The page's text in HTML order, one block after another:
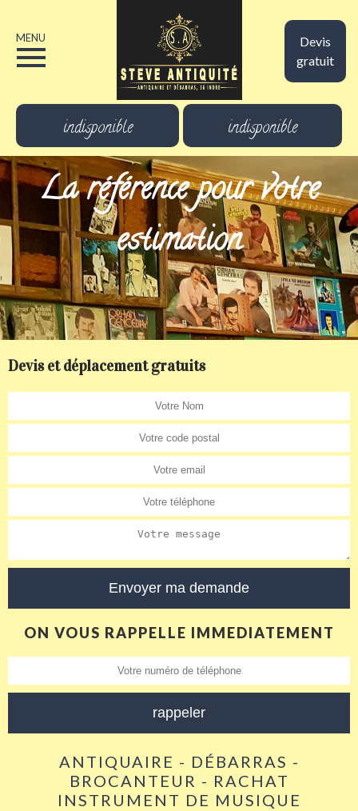
Devis
gratuit
MENU
indisponible indisponible
La référence pour votre
estimation
Devis et déplacement gratuits
ON VOUS RAPPELLE IMMEDIATEMENT
ANTIQUAIRE - DÉBARRAS -
BROCANTEUR - RACHAT
INSTRUMENT DE MUSIQUE